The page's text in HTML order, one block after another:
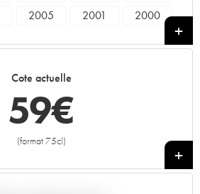
2005 2001
2000
Cote actuelle
59€
(format 75cl)
+